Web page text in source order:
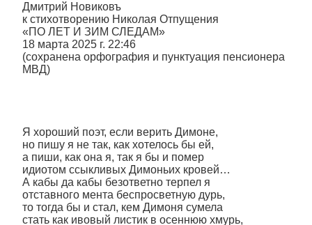
Дмитрий Новиковъ
к стихотворению Николая Отпущения
«ПО ЛЕТ И ЗИМ СЛЕДАМ»
18 марта 2025 г. 22:46
(сохранена орфография и пунктуация пенсионера
МВД)
Я хороший поэт, если верить Димоне,
но пишу я не так, как хотелось бы ей,
а пиши, как она я, так я бы и помер
идиотом ссыкливых Димоньих кровей…
А кабы да кабы безответно терпел я
отставного мента беспросветную дурь,
то тогда бы и стал, кем Димоня сумела
стать как ивовый листик в осеннюю хмурь,